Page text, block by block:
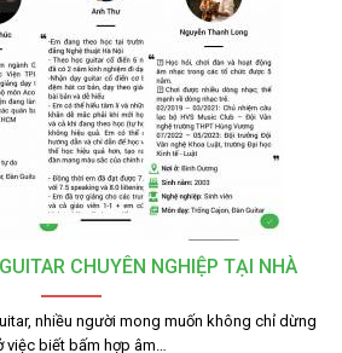
CHUYÊN NGHIỆP TẠI NHÀ
nhiều người mong muốn không chỉ dừng
việc biết bấm hợp âm…